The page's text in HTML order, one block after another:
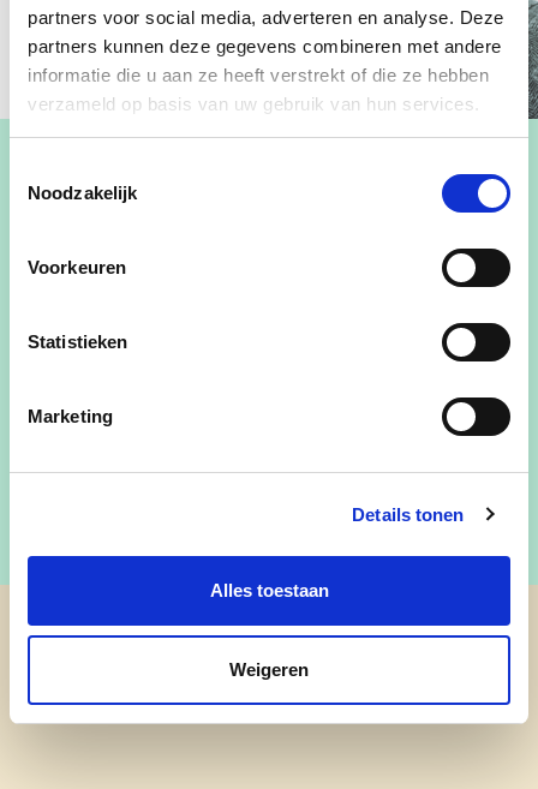
partners voor social media, adverteren en analyse. Deze
partners kunnen deze gegevens combineren met andere
informatie die u aan ze heeft verstrekt of die ze hebben
verzameld op basis van uw gebruik van hun services.
Noodzakelijk
Voorkeuren
Statistieken
Marketing
Details tonen
Alles toestaan
Weigeren
Stuur mij een e-mail
Vind me op Facebook